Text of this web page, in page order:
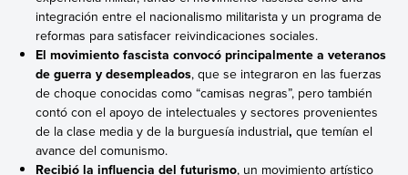
integración entre el nacionalismo militarista y un programa de
reformas para satisfacer reivindicaciones sociales.
El movimiento fascista convocó principalmente a veteranos
de guerra y desempleados, que se integraron en las fuerzas
de choque conocidas como “camisas negras”, pero también
contó con el apoyo de intelectuales y sectores provenientes
de la clase media y de la burguesía industrial, que temían el
avance del comunismo.
Recibió la influencia del futurismo, un movimiento artístico